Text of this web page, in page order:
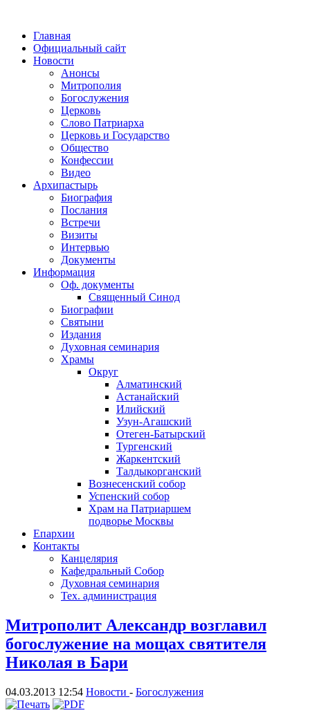
Главная
Официальный сайт
Новости
Анонсы
Митрополия
Богослужения
Церковь
Слово Патриарха
Церковь и Государство
Общество
Конфессии
Видео
Архипастырь
Биография
Послания
Встречи
Визиты
Интервью
Документы
Информация
Оф. документы
Священный Синод
Биографии
Святыни
Издания
Духовная семинария
Храмы
Округ
Алматинский
Астанайский
Илийский
Узун-Агашский
Отеген-Батырский
Тургенский
Жаркентский
Талдыкорганский
Вознесенский собор
Успенский собор
Храм на Патриаршем
подворье Москвы
Епархии
Контакты
Канцелярия
Кафедральный Собор
Духовная семинария
Тех. администрация
Митрополит Александр возглавил
богослужение на мощах святителя
Николая в Бари
04.03.2013 12:54 Новости - Богослужения